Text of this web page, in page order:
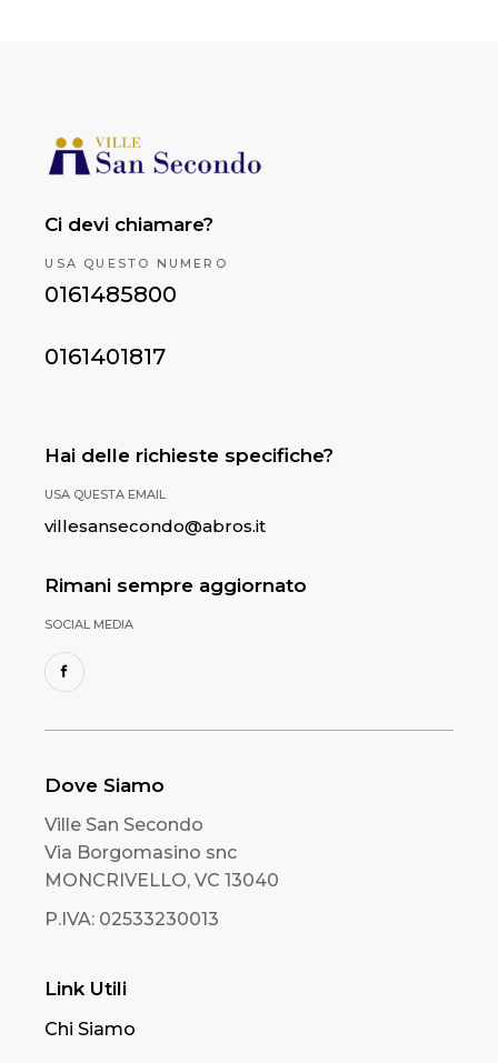
Ci devi chiamare?
USA QUESTO NUMERO
0161485800
0161401817
Hai delle richieste specifiche?
USA QUESTA EMAIL
villesansecondo@abros.it
Rimani sempre aggiornato
SOCIAL MEDIA
Dove Siamo
Ville San Secondo
Via Borgomasino snc
MONCRIVELLO, VC 13040
P.IVA: 02533230013
Link Utili
Chi Siamo